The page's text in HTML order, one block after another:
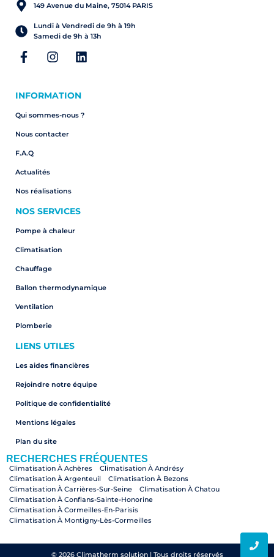
149 Avenue du Maine, 75014 PARIS
Lundi à Vendredi de 9h à 19h
Samedi de 9h à 13h
INFORMATION
Qui sommes-nous ?
Nous contacter
F.A.Q
Actualités
Nos réalisations
NOS SERVICES
Pompe à chaleur
Climatisation
Chauffage
Ballon thermodynamique
Ventilation
Plomberie
LIENS UTILES
Les aides financières
Rejoindre notre équipe
Politique de confidentialité
Mentions légales
Plan du site
RECHERCHES FRÉQUENTES
Climatisation À Achères
Climatisation À Andrésy
Climatisation À Argenteuil
Climatisation À Bezons
Climatisation À Carrières-Sur-Seine
Climatisation À Chatou
Climatisation À Conflans-Sainte-Honorine
Climatisation À Cormeilles-En-Parisis
Climatisation À Montigny-Lès-Cormeilles
Climatisation À Herblay-Sur-Seine
Climatisation À Le Mesnil-Le-Roi
Climatisation À Le Pecq
© 2026 Climatherm solution | Tous droits réservés